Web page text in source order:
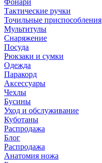
Фонари
Тактические ручки
Точильные приспособления
Мультитулы
Снаряжение
Посуда
Рюкзаки и сумки
Одежда
Паракорд
Аксессуары
Чехлы
Бусины
Уход и обслуживание
Куботаны
Распродажа
Блог
Распродажа
Анатомия ножа